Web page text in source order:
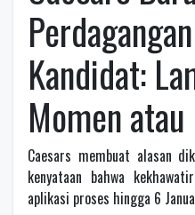
Kandidat:
Momen
Caesars membuat alasan
kenyataan bahwa
aplikasi proses hingga 6